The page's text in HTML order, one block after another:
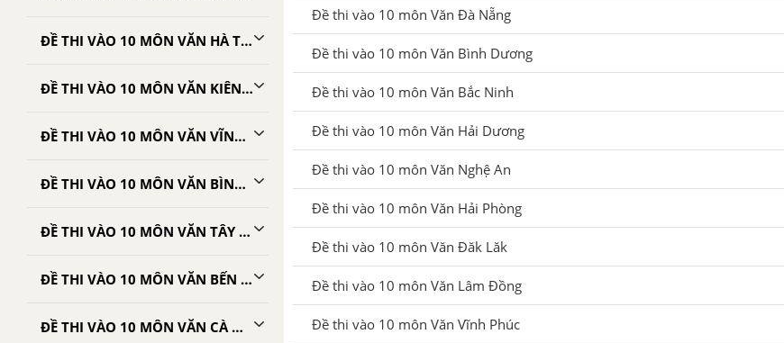
ĐỀ THI VÀO 10 MÔN VĂN HÀ TĨNH
ĐỀ THI VÀO 10 MÔN VĂN KIÊN GIANG
ĐỀ THI VÀO 10 MÔN VĂN VĨNH LONG
ĐỀ THI VÀO 10 MÔN VĂN BÌNH PHƯỚC
ĐỀ THI VÀO 10 MÔN VĂN TÂY NINH
ĐỀ THI VÀO 10 MÔN VĂN BẾN TRE
ĐỀ THI VÀO 10 MÔN VĂN CÀ MAU
Đề thi vào 10 môn Văn Đà Nẵng
Đề thi vào 10 môn Văn Bình Dương
Đề thi vào 10 môn Văn Bắc Ninh
Đề thi vào 10 môn Văn Hải Dương
Đề thi vào 10 môn Văn Nghệ An
Đề thi vào 10 môn Văn Hải Phòng
Đề thi vào 10 môn Văn Đăk Lăk
Đề thi vào 10 môn Văn Lâm Đồng
Đề thi vào 10 môn Văn Vĩnh Phúc